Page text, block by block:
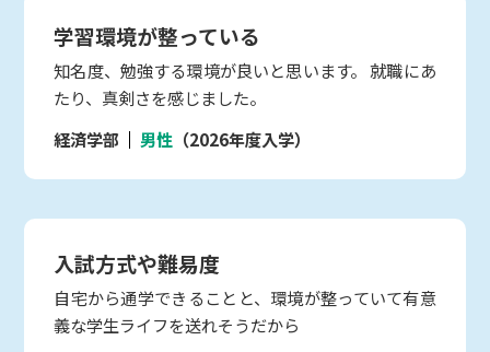
学習環境が整っている
知名度、勉強する環境が良いと思います。 就職にあ
たり、真剣さを感じました。
経済学部
男性 （2026年度入学）
入試方式や難易度
自宅から通学できることと、環境が整っていて有意
義な学生ライフを送れそうだから